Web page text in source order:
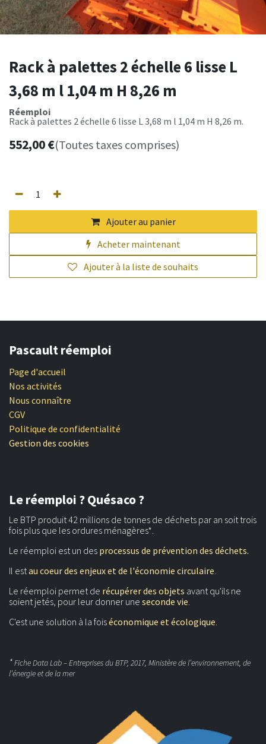
Rack à palettes 2 échelle 6 lisse L
3,68 m l 1,04 m H 8,26 m
Réemploi
Rack à palettes 2 échelle 6 lisse L 3,68 m l 1,04 m H 8,26 m.
552,00€(Toutes taxes comprises)
Ajouter au panier
Acheter maintenant
Ajouter à la liste de souhaits
Pascault réemploi
Page d'accueil
Nos activités
Nous connaître
CGV
Politique de confidentialité
Gestion des cookies
Le réemploi ? Quésaco ?
Le BTP produit 42 millions de tonnes de déchets par an soit trois
fois plus que les ordures ménagères*.
Le réemploi est un des processus de prévention des déchets.
Il estau coeur des enjeux et de l'économie circulaire.
Le réemploi permet de récupérer des objets avant qu'ils ne
soient jetés, pour leur donner une seconde vie.
C'est une solution à la foiséconomique et écologique.
*Fiche Data Lab – Entreprises du BTP, 2017, Ministère de l’environnement, de
l’énergie et de la mer